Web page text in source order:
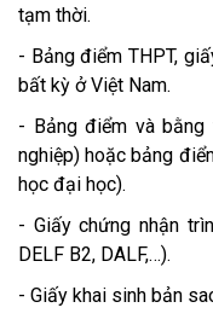
tạm thời.
- Bảng điểm THPT,
bất kỳ ở Việt Nam.
- Bảng điểm và
nghiệp) hoặc bảng
học đại học).
- Giấy chứng nhận
DELF B2, DALF,…).
- Giấy khai sinh bản